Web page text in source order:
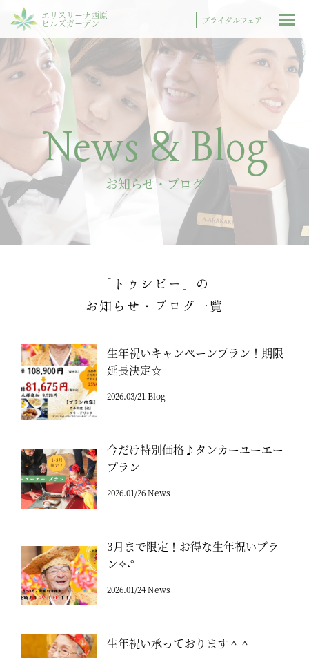
エリスリーナ西原
ヒルズガーデン ブライダルフェア
News & Blog
お知らせ・ブログ
「トゥシビー」の
お知らせ・ブログ一覧
生年祝いキャンペーンプラン！期限
延長決定☆
2026.03/21 Blog
今だけ特別価格♪タンカーユーエー
プラン
2026.01/26 News
3月まで限定！お得な生年祝いプラ
ン✧˖°
2026.01/24 News
生年祝い承っております＾＾